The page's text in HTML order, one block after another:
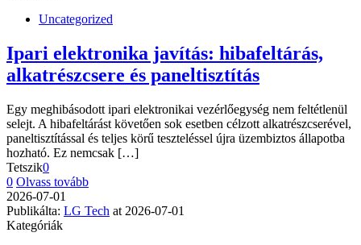
Uncategorized
Ipari elektronika javítás: hibafeltárás,
alkatrészcsere és paneltisztítás
Egy meghibásodott ipari elektronikai vezérlőegység nem feltétlenül
selejt. A hibafeltárást követően sok esetben célzott alkatrészcserével,
paneltisztítással és teljes körű teszteléssel újra üzembiztos állapotba
hozható. Ez nemcsak […]
Tetszik0
0 Olvass tovább
2026-07-01
Publikálta: LG Tech at 2026-07-01
Kategóriák